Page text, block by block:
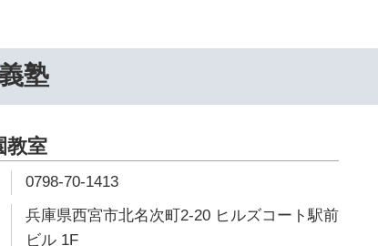
塾
教室
0798-70-1413
兵庫県西宮市北名次町2-20 ヒルズコート駅前
ビル 1F